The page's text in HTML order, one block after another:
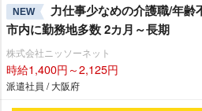
NEW
力仕事少なめの介護職/年
市内に勤務地多数 2カ月～長期
株式会社ニッソーネット
時給1,400円～2,125円
派遣社員 / 大阪府